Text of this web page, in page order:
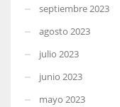
septiembre 2023
agosto 2023
julio 2023
junio 2023
mayo 2023